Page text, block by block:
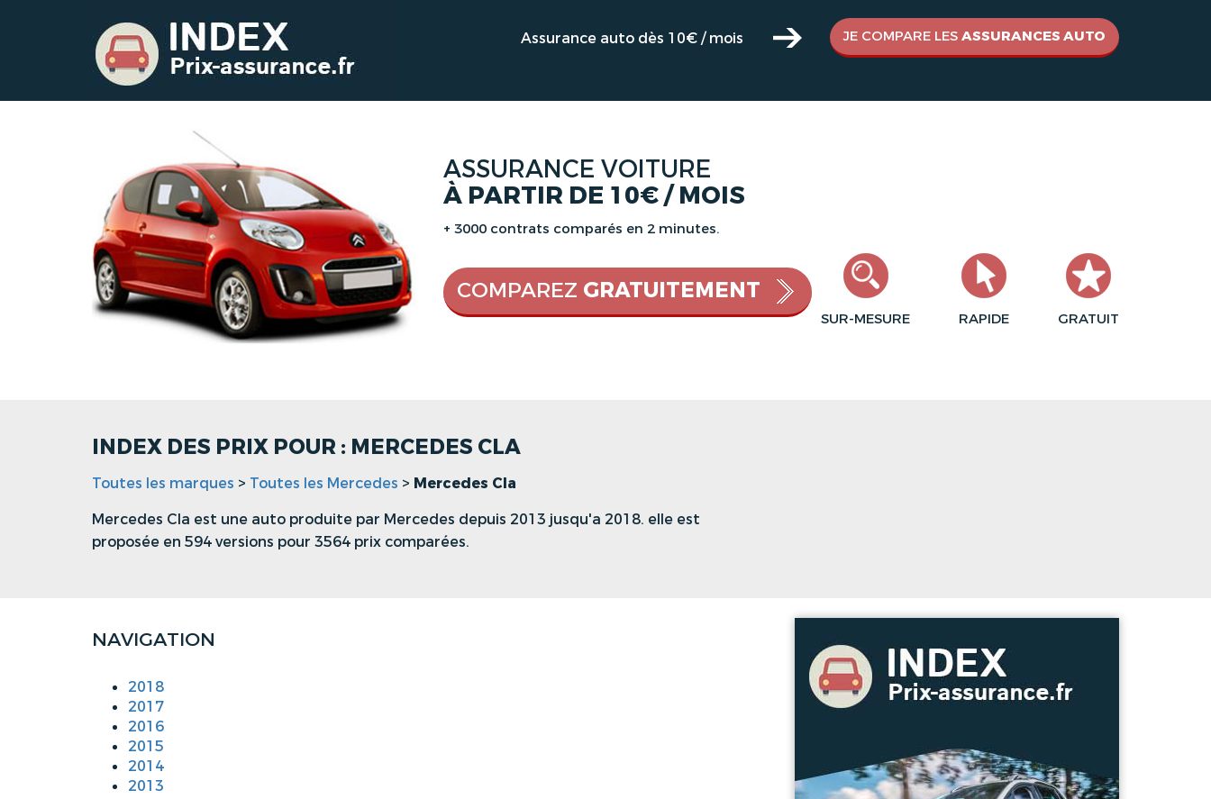
Assurance auto dès 10€ / mois JE COMPARE LES ASSURANCES AUTO
ASSURANCE VOITURE
À PARTIR DE 10€ / MOIS
+ 3000 contrats comparés en 2 minutes.
SUR-MESURE RAPIDE GRATUIT
COMPAREZ GRATUITEMENT
INDEX DES PRIX POUR : MERCEDES CLA
Toutes les marques > Toutes les Mercedes > Mercedes Cla
Mercedes Cla est une auto produite par Mercedes depuis 2013 jusqu'a 2018. elle est
proposée en 594 versions pour 3564 prix comparées.
NAVIGATION
2018
2017
2016
2015
2014
2013